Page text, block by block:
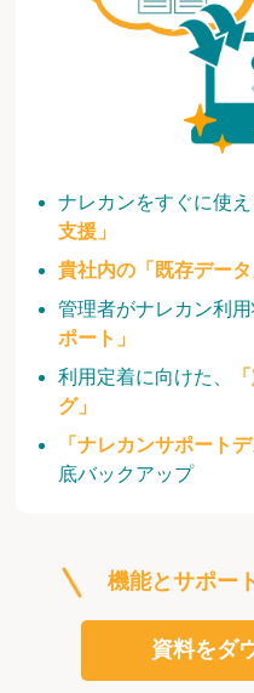
ナレカンをすぐに使え
支援」
貴社内の「既存データ
管理者がナレカン利
ポート」
利用定着に向けた、
グ」
「ナレカンサポートデ
底バックアップ
機能とサポー
資料をダ